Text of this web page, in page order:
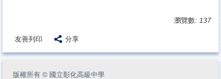
瀏覽數: 137
友善列印 分享
版權所有 © 國立彰化高級中學